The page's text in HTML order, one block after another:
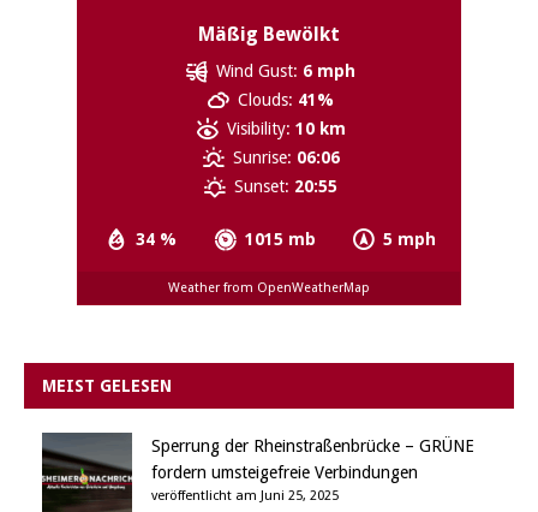
Mäßig Bewölkt
34 % 1015 mb 5 mph
Wind Gust: 6 mph
Clouds: 41%
Visibility: 10 km
Sunrise: 06:06
Sunset: 20:55
Weather from OpenWeatherMap
MEIST GELESEN
Sperrung der Rheinstraßenbrücke – GRÜNE
fordern umsteigefreie Verbindungen
veröffentlicht am Juni 25, 2025